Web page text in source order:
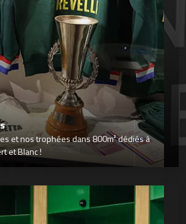
et nos trophées dans 800m² dédiés à
et Blanc !